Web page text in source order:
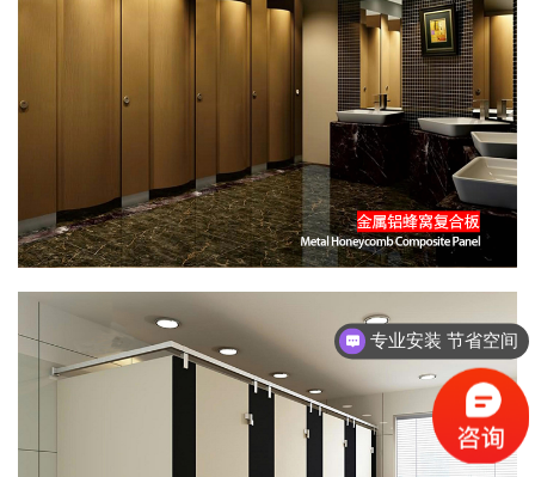
专业安装 节省空间